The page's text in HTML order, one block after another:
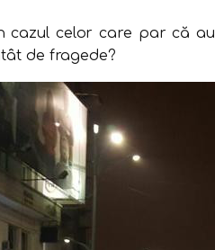
cazul celor care par că au
de fragede?